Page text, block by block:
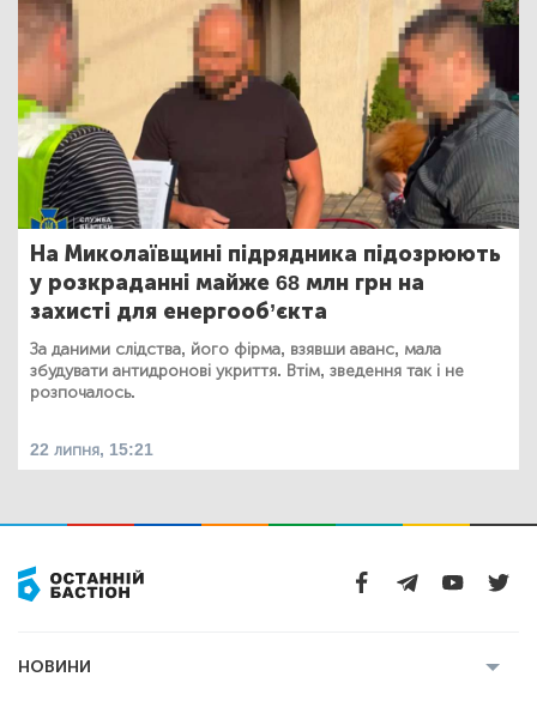
На Миколаївщині підрядника підозрюють
у розкраданні майже 68 млн грн на
захисті для енергооб’єкта
За даними слідства, його фірма, взявши аванс, мала
збудувати антидронові укриття. Втім, зведення так і не
розпочалось.
22 липня, 15:21
НОВИНИ